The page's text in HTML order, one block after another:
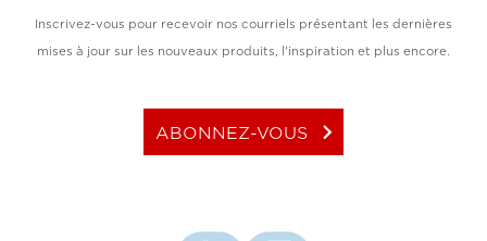
Inscrivez-vous pour recevoir nos courriels présentant les dernières
mises à jour sur les nouveaux produits, l'inspiration et plus encore.
ABONNEZ-VOUS keyboard_arrow_right